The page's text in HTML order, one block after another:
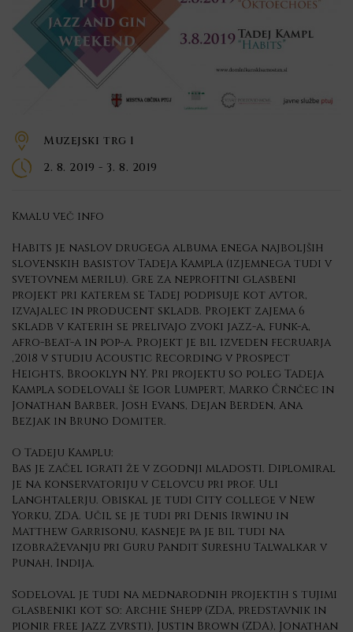
Muzejski trg 1
2. 8. 2019 - 3. 8. 2019
Kmalu več info
Habits je naslov drugega albuma enega najboljših
slovenskih basistov Tadeja Kampla (izjemnega tudi v
svetovnem merilu). Gre za neprofitni glasbeni
projekt pri katerem se Tadej podpisuje kot avtor,
izvajalec in producent skladb. Projekt zajema 6
skladb v katerih se prelivajo zvoki jazz-a, funk-a,
afro-beat-a in pop-a. Projekt je bil izveden fecruarja
,2018 v studiu Acoustic Recording v Prospect
Heights, Brooklyn NY. Pri projektu so poleg Tadeja
Kampla sodelovali še Igor Lumpert, Marko Črnčec in
Jonathan Barber, Josh Evans, Dejan Berden, Ana
Bezjak in Bruno Domiter.
O Tadeju Kamplu:
Bas je začel igrati že v zgodnji mladosti. Diplomiral
je na konservatoriju v Celovcu pri prof. Uli
Langhtalerju. Obiskal je tudi City college v New
Yorku, ZDA. Učil se je tudi pri Denis Irwinu in
Matthew Garrisonu, kasneje pa je bil tudi na
izobraževanju pri Guru Pandit Sureshu Talwalkar v
Punah, Indija.
Sodeloval je tudi na mednarodnih projektih s tujimi
glasbeniki kot so: Archie Shepp (ZDA, predstavnik in
pionir free jazz zvrsti), Justin Brown (ZDA), Jonathan